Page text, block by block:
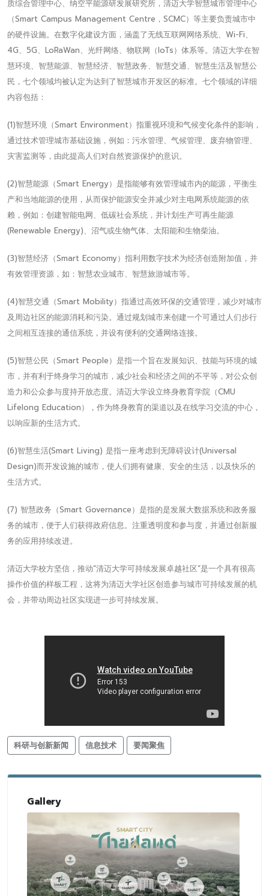
质综合管理中心、纳空平能源研发展研究所，清迈大学智慧城市管理中心
（Smart Campus Management Centre，SCMC）等主要负责城市中
的硬件设施。在数字化建设方面，涵盖了无线互联网网络系统、Wi-Fi、
4G、5G、LoRaWan、光纤网络、物联网（IoTs）体系等。清迈大学在智
慧环境、智慧能源、智慧经济、智慧政务、智慧交通、智慧生活及智慧公
民，七个领域均被认定为达到了智慧城市开发区的标准。七个领域的详细
内容包括：
(1)智慧环境（Smart Environment）指重视环境和气候变化条件的影响，
通过技术管理城市基础设施，例如：污水管理、气候管理、废弃物管理、
灾害监测等，由此提高人们对自然资源保护的意识。
(2)智慧能源（Smart Energy）是指能够有效管理城市内的能源，平衡生
产和当地能源的使用，从而保护能源安全并减少对主电网系统能源的依
赖，例如：创建智能电网、低碳社会系统，并计划生产可再生能源
(Renewable Energy)、沼气或生物气体、太阳能和生物柴油。
(3)智慧经济（Smart Economy）指利用数字技术为经济创造附加值，并
有效管理资源，如：智慧农业城市、智慧旅游城市等。
(4)智慧交通（Smart Mobility）指通过高效环保的交通管理，减少对城市
及周边社区的能源消耗和污染。通过规划城市来创建一个可通过人们步行
之间相互连接的通信系统，并设有便利的交通网络连接。
(5)智慧公民（Smart People）是指一个旨在发展知识、技能与环境的城
市，并有利于终身学习的城市，减少社会和经济之间的不平等，对公众创
造力和公众参与度持开放态度。清迈大学设立终身教育学院（CMU
Lifelong Education），作为终身教育的渠道以及在线学习交流的中心，
以响应新的生活方式。
(6)智慧生活(Smart Living) 是指一座考虑到无障碍设计(Universal
Design)而开发设施的城市，使人们拥有健康、安全的生活，以及快乐的
生活方式。
(7) 智慧政务（Smart Governance）是指的是发展大数据系统和政务服
务的城市，便于人们获得政府信息。注重透明度和参与度，并通过创新服
务的应用持续改进。
清迈大学校方坚信，推动“清迈大学可持续发展卓越社区”是一个具有很高
操作价值的样板工程，这将为清迈大学社区创造参与城市可持续发展的机
会，并带动周边社区实现进一步可持续发展。
科研与创新新闻 信息技术 要闻聚焦
Gallery